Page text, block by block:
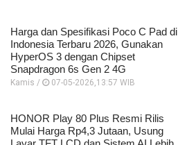
Harga dan Spesifikasi Poco C Pad di
Indonesia Terbaru 2026, Gunakan
HyperOS 3 dengan Chipset
Snapdragon 6s Gen 2 4G
Kamis / 07-05-2026,13:57 WIB
HONOR Play 80 Plus Resmi Rilis
Mulai Harga Rp4,3 Jutaan, Usung